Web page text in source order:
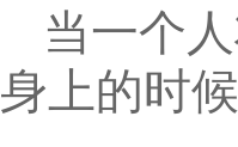
当一个
身上的时